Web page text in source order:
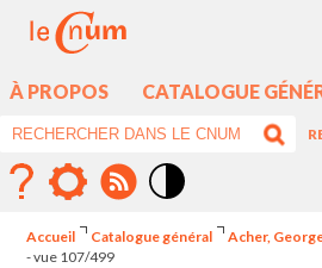
À PROPOS CATALOGUE
élévé
Accueil Catalogue général Acher,
- vue 107/499